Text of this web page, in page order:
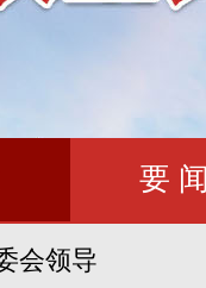
要 闻
会领导